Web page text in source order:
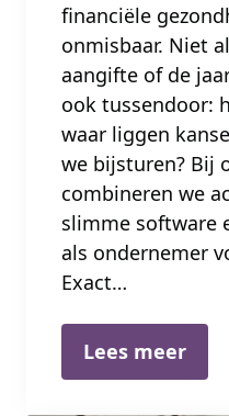
financiële
onmisbaar. Niet
aangifte of de
ook tussendoor:
waar liggen
we bijsturen? Bij
combineren we
slimme software
als ondernemer
Exact…
Lees meer